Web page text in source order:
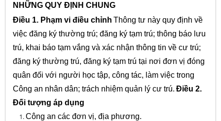
NHỮNG QUY ĐỊNH CHUNG
Điều 1. Phạm vi điều chỉnh Thông tư này quy định về
việc đăng ký thường trú; đăng ký tạm trú; thông báo lưu
trú, khai báo tạm vắng và xác nhận thông tin về cư trú;
đăng ký thường trú, đăng ký tạm trú tại nơi đơn vị đóng
quân đối với người học tập, công tác, làm việc trong
Công an nhân dân; trách nhiệm quản lý cư trú. Điều 2.
Đối tượng áp dụng
Công an các đơn vị, địa phương.